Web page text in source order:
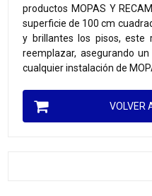
productos MOPAS Y
superficie de 100 cm
y brillantes los pisos, este
reemplazar, asegurando
cualquier instalación de
VOLVER